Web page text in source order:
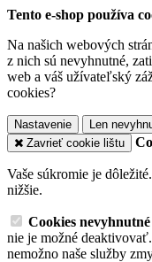
Tento e-shop používa
Na našich webových
z nich sú nevyhnutné,
web a váš užívateľský
cookies?
Nastavenie Len
Zavrieť cookie lištu
Vaše súkromie je
nižšie.
Cookies
nie je možné
nemožno naše služby